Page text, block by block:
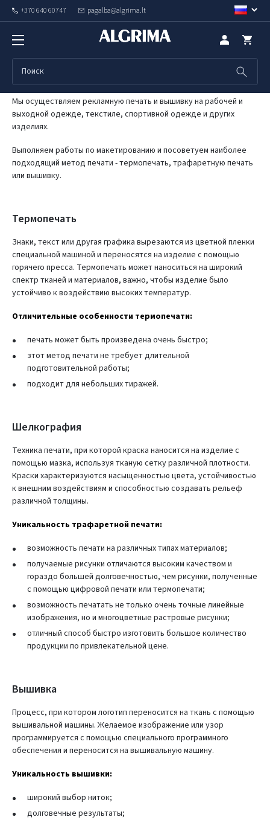
+370 640 60747 pagalba@algrima.lt
MENIU
Рекламная печать и вышивка
Мы осуществляем рекламную печать и вышивку на рабочей и
выходной одежде, текстиле, спортивной одежде и других
изделиях.
Bыполняем работы по макетированию и посоветуем наиболее
подходящий метод печати - термопечать, трафаретную печать
или вышивку.
Термопечать
Знаки, текст или другая графика вырезаются из цветной пленки
специальной машиной и переносятся на изделие с помощью
горячего пресса. Термопечать может наноситься на широкий
спектр тканей и материалов, важно, чтобы изделие было
устойчиво к воздействию высоких температур.
Отличительные особенности термопечати:
печать может быть произведена очень быстро;
зтот метод печати не требует длительной
подготовительной работы;
подходит для небольших тиражей.
Шелкография
Техника печати, при которой краска наносится на изделие с
помощью мазка, используя тканую сетку различной плотности.
Краски характеризуются насыщенностью цвета, устойчивостью
к внешним воздействиям и способностью создавать рельеф
различной толщины.
Уникальность трафаретной печати:
возможность печати на различных типах материалов;
получаемые рисунки отличаются высоким качеством и
гораздо большей долговечностью, чем рисунки, полученные
с помощью цифровой печати или термопечати;
возможность печатать не только очень точные линейные
изображения, но и многоцветные растровые рисунки;
отличный способ быстро изготовить большое количество
продукции по привлекательной цене.
Вышивка
Процесс, при котором логотип переносится на ткань с помощью
вышивальной машины. Желаемое изображение или узор
программируется с помощью специального программного
обеспечения и переносится на вышивальную машину.
Уникальность вышивки:
широкий выбор ниток;
долговечные результаты;